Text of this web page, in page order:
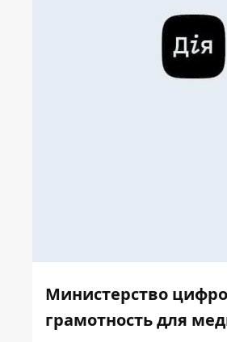
Министерство
грамотность для